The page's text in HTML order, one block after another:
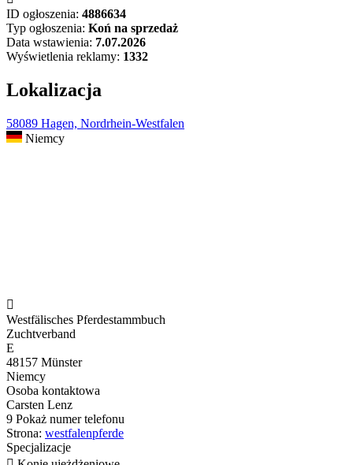
ID ogłoszenia: 4886634
Typ ogłoszenia: Koń na sprzedaż
Data wstawienia: 7.07.2026
Wyświetlenia reklamy: 1332
Lokalizacja
58089 Hagen, Nordrhein-Westfalen
Niemcy

Westfälisches Pferdestammbuch
Zuchtverband
E
48157 Münster
Niemcy
Osoba kontaktowa
Carsten Lenz
9 Pokaż numer telefonu
Strona: westfalenpferde
Specjalizacje